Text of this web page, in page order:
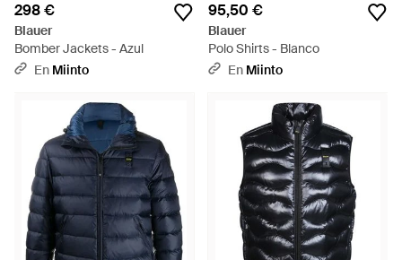
298 €
Blauer
Bomber Jackets - Azul
En Miinto
95,50 €
Blauer
Polo Shirts - Blanco
En Miinto